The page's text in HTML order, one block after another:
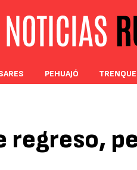
PEHUAJÓ
regreso,